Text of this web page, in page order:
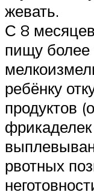
жевать.
С 8
пищу более
ребёнку
продуктов
рвотных